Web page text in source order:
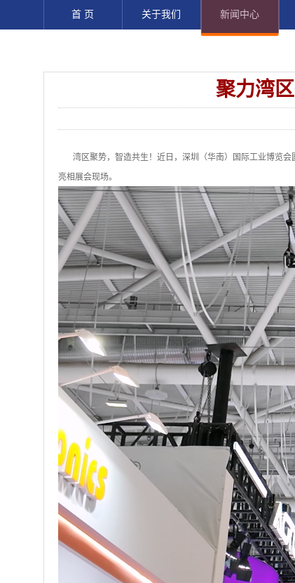
首 页 关于我们 新闻中心
聚力湾
湾区聚势，智造共生！近日，深圳（华南）国际工业博览会
亮相展会现场。